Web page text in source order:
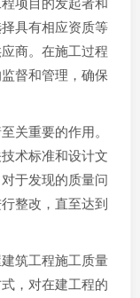
具有相应资质等
商。在施工过程
督和管理，确保
重要的作用。
术标准和设计文
于发现的质量问
整改，直至达到
筑工程施工质量
，对在建工程的